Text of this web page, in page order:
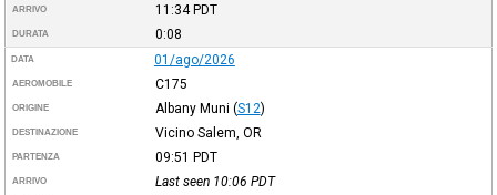
ARRIVO 11:34PDT
DURATA 0:08
DATA 01/ago/2026
AEROMOBILE C175
ORIGINE Albany Muni (S12)
DESTINAZIONE Vicino Salem, OR
PARTENZA 09:51 PDT
ARRIVO Last seen 10:06 PDT